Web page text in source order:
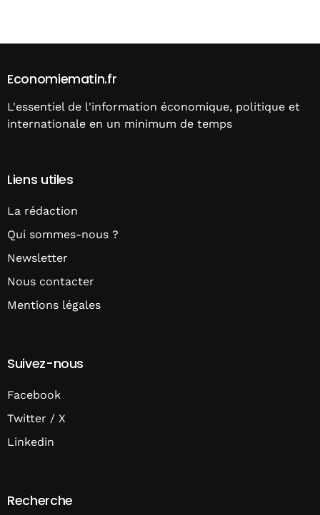
Economiematin.fr
L'essentiel de l'information économique, politique et
internationale en un minimum de temps
Liens utiles
La rédaction
Qui sommes-nous ?
Newsletter
Nous contacter
Mentions légales
Suivez-nous
Facebook
Twitter / X
Linkedin
Recherche